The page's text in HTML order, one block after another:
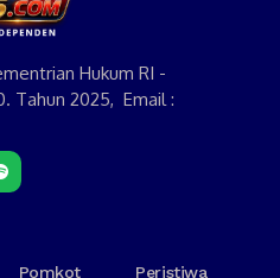
Hukum RI -
Tahun 2025, Email :
Pomkot Peristiwa